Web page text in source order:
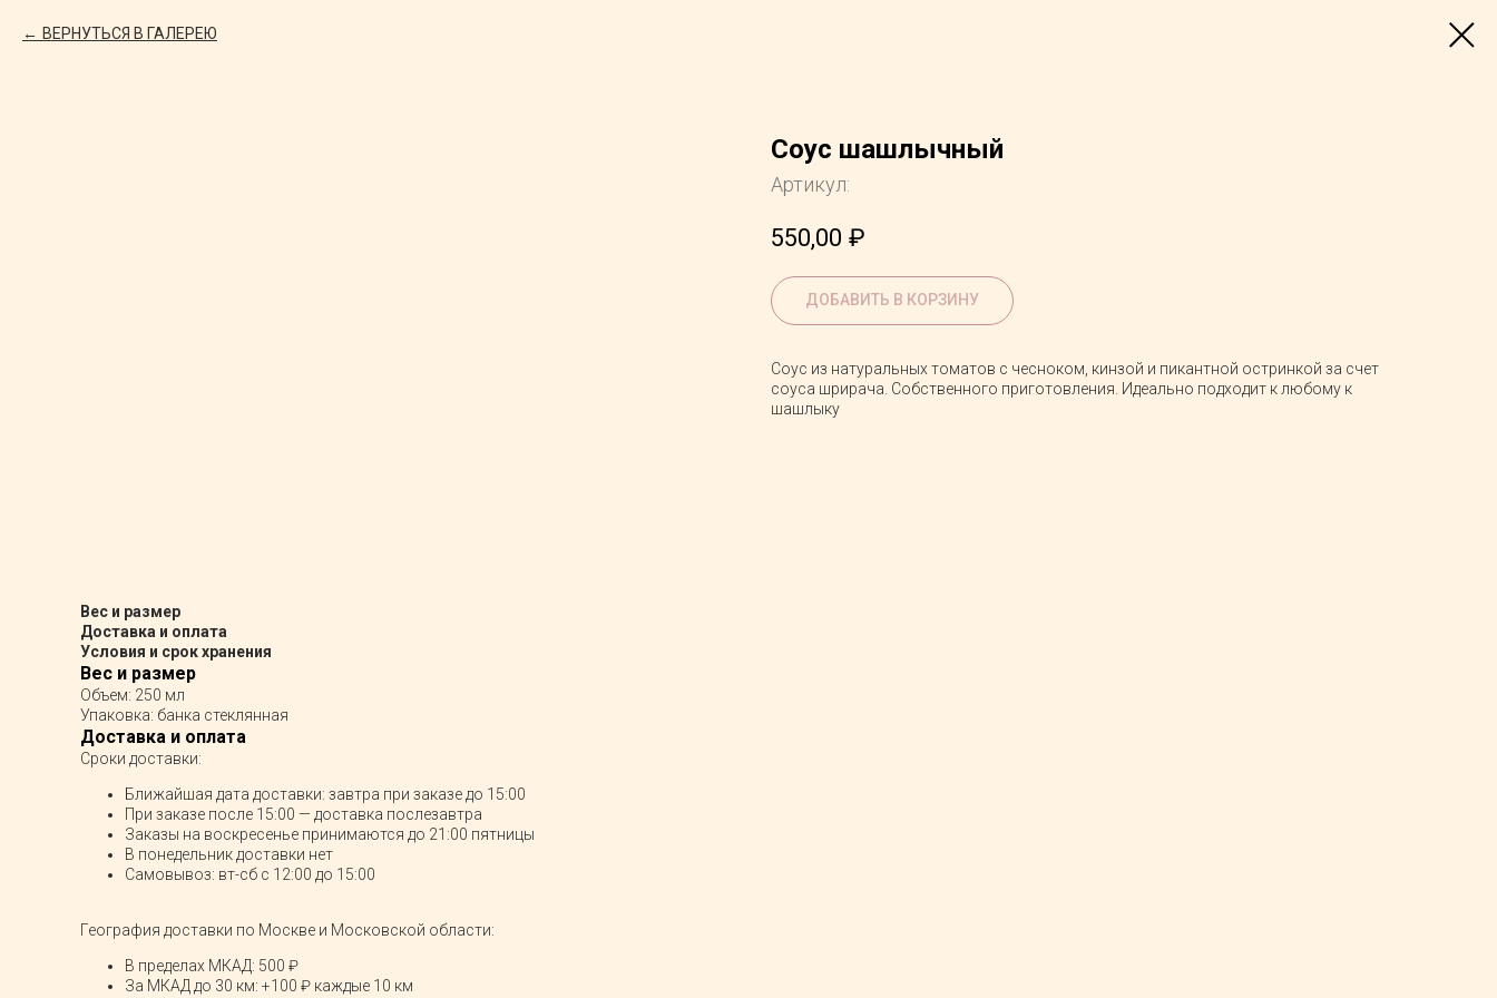
ВЕРНУТЬСЯ В ГАЛЕРЕЮ
Соус шашлычный
Артикул:
550,00 ₽
ДОБАВИТЬ В КОРЗИНУ
Соус из натуральных томатов с чесноком, кинзой и пикантной остринкой за счет
соуса шрирача. Собственного приготовления. Идеально подходит к любому к
шашлыку
Вес и размер
Доставка и оплата
Условия и срок хранения
Вес и размер
Объем: 250 мл
Упаковка: банка стеклянная
Доставка и оплата
Сроки доставки:
Ближайшая дата доставки: завтра при заказе до 15:00
При заказе после 15:00 — доставка послезавтра
Заказы на воскресенье принимаются до 21:00 пятницы
В понедельник доставки нет
Самовывоз: вт-сб с 12:00 до 15:00
География доставки по Москве и Московской области:
В пределах МКАД: 500 ₽
За МКАД до 30 км: +100 ₽ каждые 10 км